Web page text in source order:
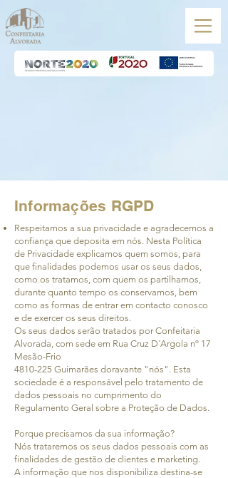
Informações RGPD
Respeitamos a sua privacidade e agradecemos a
confiança que deposita em nós. Nesta Política
de Privacidade explicamos quem somos, para
que finalidades podemos usar os seus dados,
como os tratamos, com quem os partilhamos,
durante quanto tempo os conservamos, bem
como as formas de entrar em contacto conosco
e de exercer os seus direitos.
Os seus dados serão tratados por Confeitaria
Alvorada, com sede em Rua Cruz D´Argola nº 17
Mesão-Frio
4810-225 Guimarães doravante "nós". Esta
sociedade é a responsável pelo tratamento de
dados pessoais no cumprimento do
Regulamento Geral sobre a Proteção de Dados.
Porque precisamos da sua informação?
Nós trataremos os seus dados pessoais com as
finalidades de gestão de clientes e marketing.
A informação que nos disponibiliza destina-se